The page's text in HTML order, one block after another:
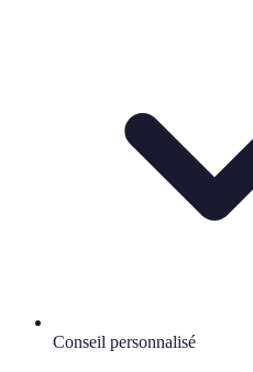
Conseil personnalisé